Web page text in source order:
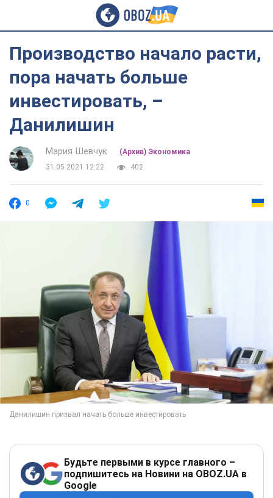
Производство начало расти,
пора начать больше
инвестировать, –
Данилишин
Мария Шевчук
(Архив) Экономика
31.05.2021 12:22
402
0
Будьте первыми в курсе главного –
подпишитесь на Новини на OBOZ.UA в
Google